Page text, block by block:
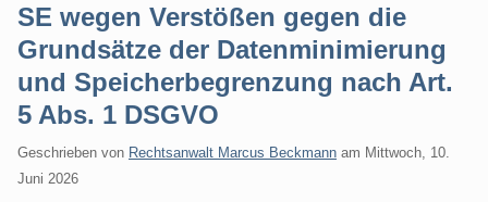
SE wegen Verstößen gegen die
Grundsätze der Datenminimierung
und Speicherbegrenzung nach Art.
5 Abs. 1 DSGVO
Geschrieben von Rechtsanwalt Marcus Beckmann am Mittwoch, 10.
Juni 2026